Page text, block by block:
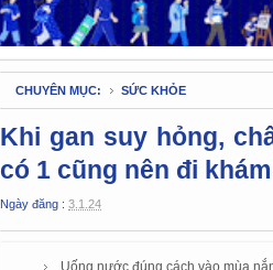
CHUYÊN MỤC: SỨC KHỎE
Khi gan suy hỏng,
có 1 cũng nên đi
Ngày đăng : 3.1.24